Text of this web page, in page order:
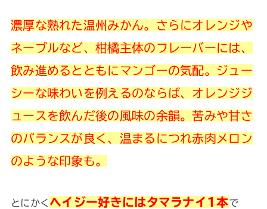
濃厚な熟れた温州みかん。さらにオレンジや
ネーブルなど、柑橘主体のフレーバーには、
飲み進めるとともにマンゴーの気配。ジュー
シーな味わいを例えるのならば、オレンジジ
ュースを飲んだ後の風味の余韻。苦みや甘さ
のバランスが良く、温まるにつれ赤肉メロン
のような印象も。
とにかく ヘイジー好きにはタマラナイ1本で